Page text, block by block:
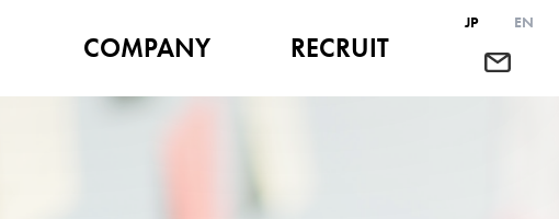
COMPANY RECRUIT
JP EN